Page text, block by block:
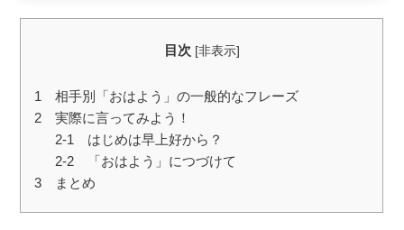
目次 [非表示]
1 相手別「おはよう」の一般的なフレーズ
2 実際に言ってみよう！
2-1 はじめは早上好から？
2-2 「おはよう」につづけて
3 まとめ